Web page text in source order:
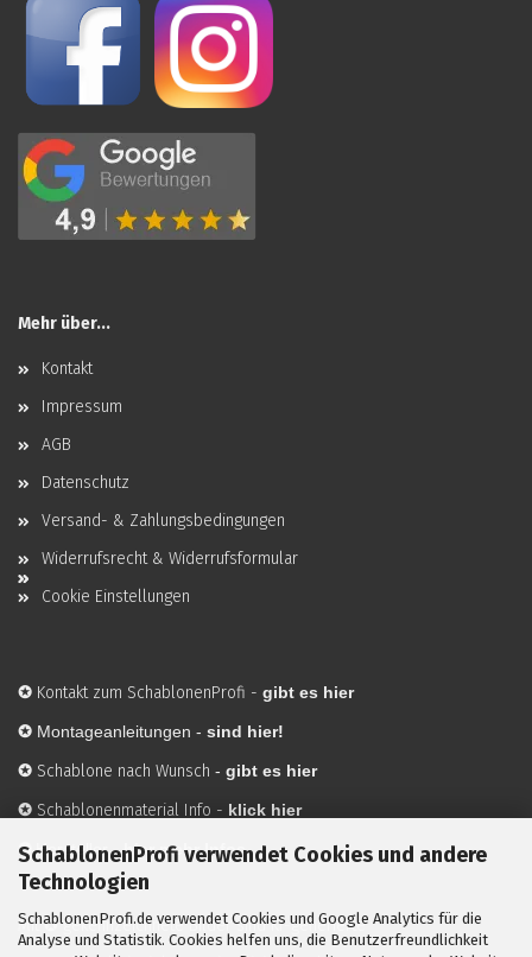
SchablonenProfi verwendet Cookies und andere
Technologien
SchablonenProfi.de verwendet Cookies und Google Analytics für die
Analyse und Statistik. Cookies helfen uns, die Benutzerfreundlichkeit
Mehr über...
Kontakt
Impressum
AGB
Datenschutz
Versand- & Zahlungsbedingungen
Widerrufsrecht & Widerrufsformular
Cookie Einstellungen
✪ Kontakt zum SchablonenProfi - gibt es hier
✪ Montageanleitungen - sind hier!
✪ Schablone nach Wunsch - gibt es hier
✪ Schablonenmaterial Info - klick hier
✪Hersteller-hier mehr Infos
Mit ✪ gekennzeichnete Bilder sind KI-generierte